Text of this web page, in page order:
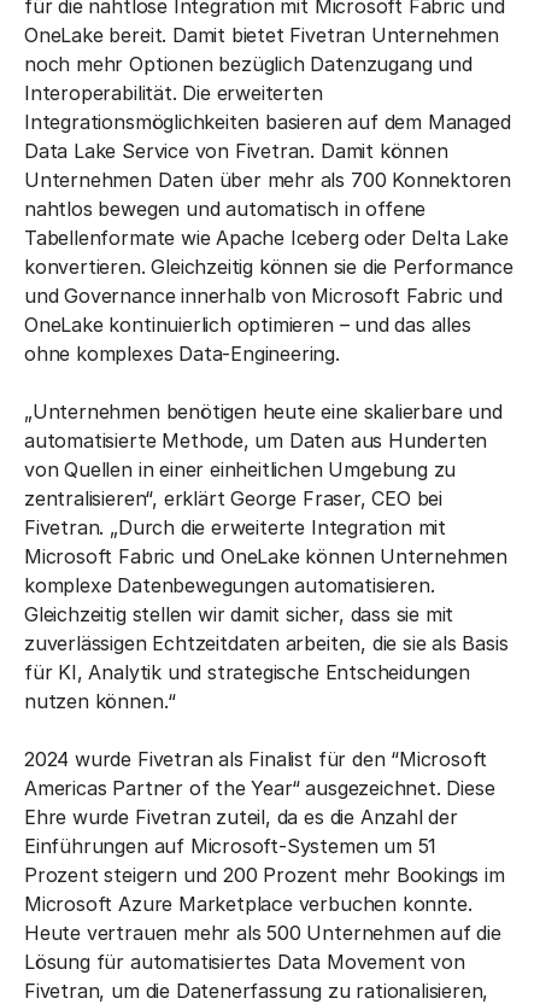
für die nahtlose Integration mit Microsoft Fabric und
OneLake bereit. Damit bietet Fivetran Unternehmen
noch mehr Optionen bezüglich Datenzugang und
Interoperabilität. Die erweiterten
Integrationsmöglichkeiten basieren auf dem Managed
Data Lake Service von Fivetran. Damit können
Unternehmen Daten über mehr als 700 Konnektoren
nahtlos bewegen und automatisch in offene
Tabellenformate wie Apache Iceberg oder Delta Lake
konvertieren. Gleichzeitig können sie die Performance
und Governance innerhalb von Microsoft Fabric und
OneLake kontinuierlich optimieren – und das alles
ohne komplexes Data-Engineering.
„Unternehmen benötigen heute eine skalierbare und
automatisierte Methode, um Daten aus Hunderten
von Quellen in einer einheitlichen Umgebung zu
zentralisieren“, erklärt George Fraser, CEO bei
Fivetran. „Durch die erweiterte Integration mit
Microsoft Fabric und OneLake können Unternehmen
komplexe Datenbewegungen automatisieren.
Gleichzeitig stellen wir damit sicher, dass sie mit
zuverlässigen Echtzeitdaten arbeiten, die sie als Basis
für KI, Analytik und strategische Entscheidungen
nutzen können.“
2024 wurde Fivetran als Finalist für den “Microsoft
Americas Partner of the Year“ ausgezeichnet. Diese
Ehre wurde Fivetran zuteil, da es die Anzahl der
Einführungen auf Microsoft-Systemen um 51
Prozent steigern und 200 Prozent mehr Bookings im
Microsoft Azure Marketplace verbuchen konnte.
Heute vertrauen mehr als 500 Unternehmen auf die
Lösung für automatisiertes Data Movement von
Fivetran, um die Datenerfassung zu rationalisieren,